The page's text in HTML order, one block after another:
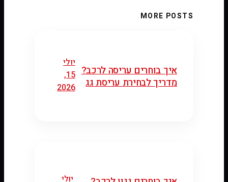
MORE POSTS
איך בוחרים עריסה לרכב?
מדריך לבחירת עריסת גג
יולי
15,
2026
יולי